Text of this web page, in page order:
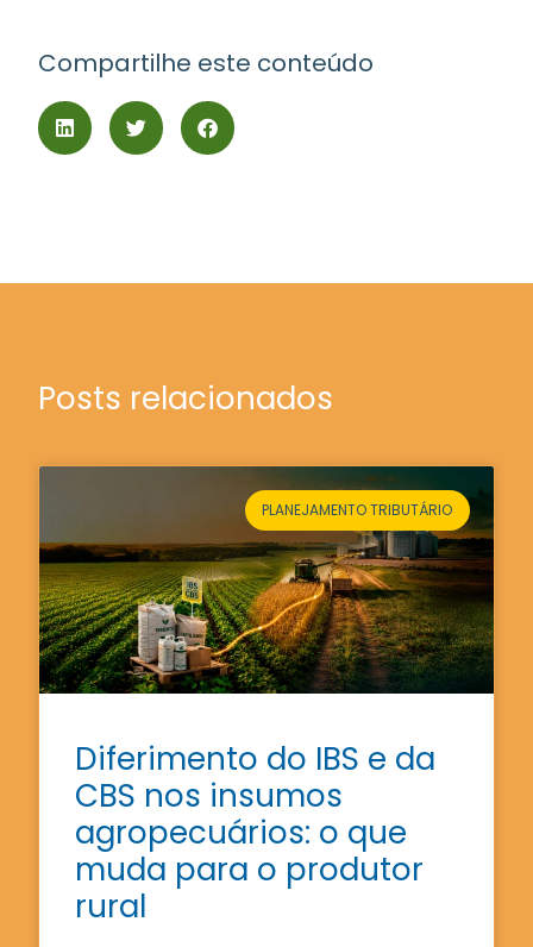
Compartilhe este conteúdo
Posts relacionados
PLANEJAMENTO TRIBUTÁRIO
Diferimento do IBS e da
CBS nos insumos
agropecuários: o que
muda para o produtor
rural